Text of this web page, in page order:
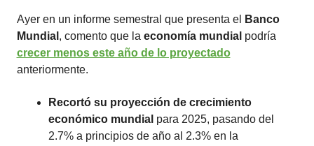
Ayer en un informe semestral que presenta el
Banco
Mundial , comento que la economía mundial
crecer menos este año de lo proyectado
anteriormente.
Recortó su proyección de crecimiento
económico mundial para 2025, pasando del
2.7% a principios de año al 2.3% en la